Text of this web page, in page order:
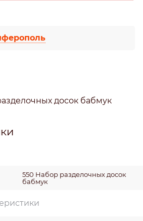
досок бабмук
550 Набор разделочных досок
бабмук